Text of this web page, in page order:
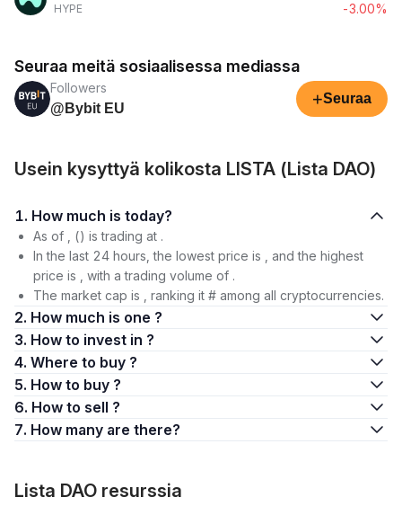
HYPE
-3.00%
Seuraa meitä sosiaalisessa mediassa
Followers
@Bybit EU
+Seuraa
Usein kysyttyä kolikosta LISTA (Lista DAO)
1. How much is today?
As of , () is trading at .
In the last 24 hours, the lowest price is , and the highest
price is , with a trading volume of .
The market cap is , ranking it # among all cryptocurrencies.
2. How much is one ?
3. How to invest in ?
4. Where to buy ?
5. How to buy ?
6. How to sell ?
7. How many are there?
Lista DAO resurssia